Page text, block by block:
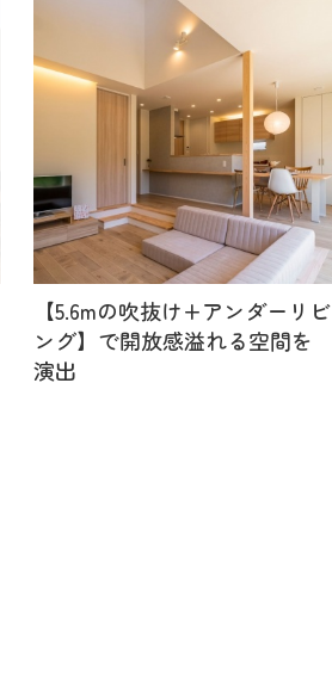
【5.6mの吹抜け+アンダーリビ
ング】で開放感溢れる空間を
演出